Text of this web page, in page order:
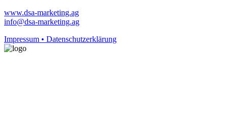
www.dsa-marketing.ag
info@dsa-marketing.ag
Impressum • Datenschutzerklärung